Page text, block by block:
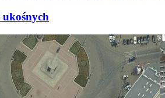
ukośnych